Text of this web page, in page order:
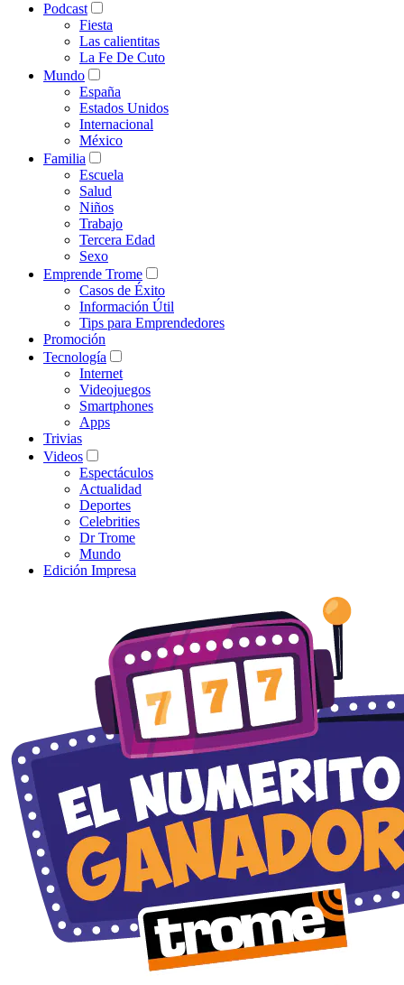
Podcast
Fiesta
Las calientitas
La Fe De Cuto
Mundo
España
Estados Unidos
Internacional
México
Familia
Escuela
Salud
Niños
Trabajo
Tercera Edad
Sexo
Emprende Trome
Casos de Éxito
Información Útil
Tips para Emprendedores
Promoción
Tecnología
Internet
Videojuegos
Smartphones
Apps
Trivias
Videos
Espectáculos
Actualidad
Deportes
Celebrities
Dr Trome
Mundo
Edición Impresa